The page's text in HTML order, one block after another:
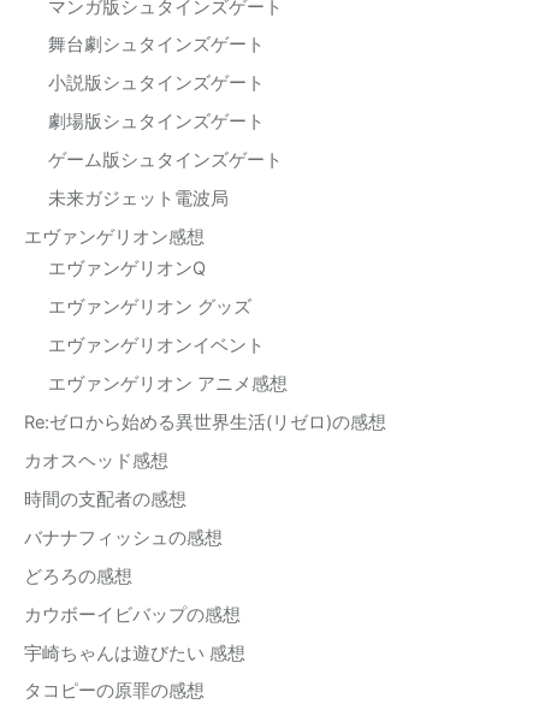
マンガ版シュタインズゲート
舞台劇シュタインズゲート
小説版シュタインズゲート
劇場版シュタインズゲート
ゲーム版シュタインズゲート
未来ガジェット電波局
エヴァンゲリオン感想
エヴァンゲリオンQ
エヴァンゲリオン グッズ
エヴァンゲリオンイベント
エヴァンゲリオン アニメ感想
Re:ゼロから始める異世界生活(リゼロ)の感想
カオスヘッド感想
時間の支配者の感想
バナナフィッシュの感想
どろろの感想
カウボーイビバップの感想
宇崎ちゃんは遊びたい 感想
タコピーの原罪の感想